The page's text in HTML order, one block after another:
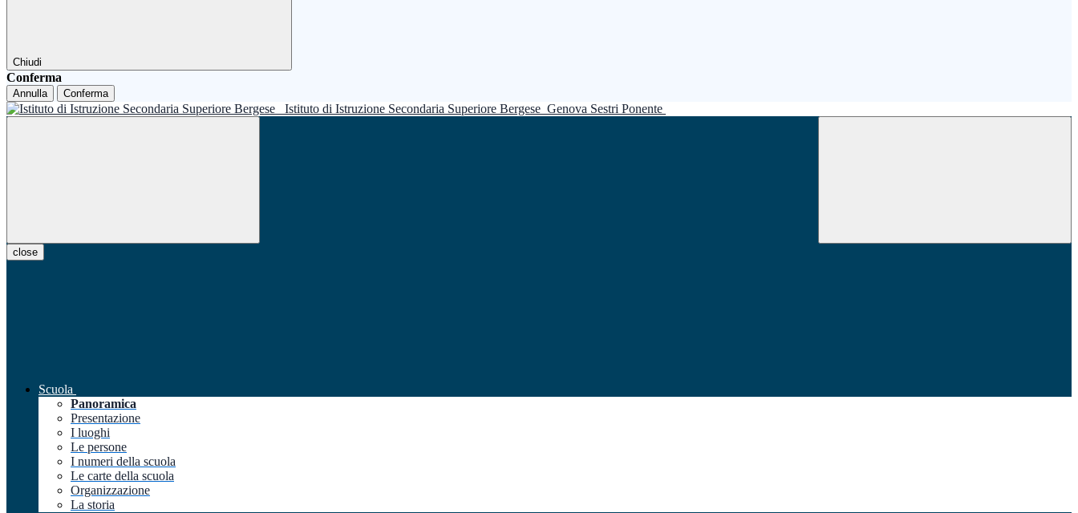
Chiudi
Conferma
Annulla Conferma
Istituto di Istruzione Secondaria Superiore Bergese Genova Sestri Ponente
close
Scuola
Panoramica
Presentazione
I luoghi
Le persone
I numeri della scuola
Le carte della scuola
Organizzazione
La storia